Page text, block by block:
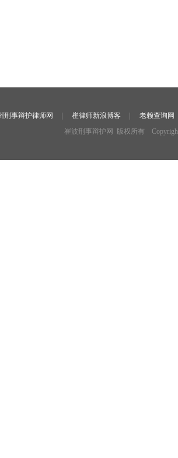
刑事辩护律师网 崔律师新浪博客
老赖查询网
崔波刑事辩护网 版权所有